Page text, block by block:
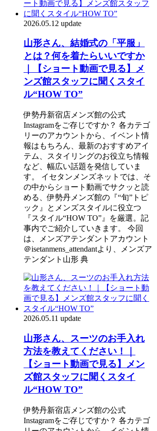
2026.05.12 update
山形さん、結婚式の「平服」
とは？何を着たらいいですか
｜【ショート動画で見る】メ
ンズ館スタッフに聞くスタイ
ル“HOW TO”
伊勢丹新宿店メンズ館の公式
Instagramをご存じですか？ 各カテゴ
リーのアカウントから、イベント情
報はもちろん、最新のおすすめアイ
テム、スタイリングのお役立ち情報
など、幅広い話題を発信していま
す。 イセタンメンズネットでは、そ
の中からショート動画でサクッと読
める、伊勢丹メンズ館の『“旬”トピ
ック』とメンズスタイルに役立つ
『スタイル“HOW TO”』を厳選。記
事内でご紹介していきます。 今回
は、メンズアテンダントアカウント
＠isetanmens_attendantより、メンズア
テンダント山形 典
2026.05.11 update
山形さん、スーツのお手入れ
方法を教えてください！｜
【ショート動画で見る】メン
ズ館スタッフに聞くスタイ
ル“HOW TO”
伊勢丹新宿店メンズ館の公式
Instagramをご存じですか？ 各カテゴ